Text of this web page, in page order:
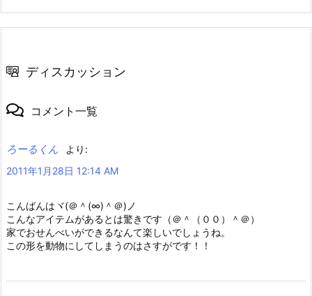
ディスカッション
コメント一覧
ろーるくん
より:
2011年1月28日 12:14 AM
こんばんはヾ(＠＾(∞)＾＠)ノ
こんなアイテムがあるとは驚きです（＠＾（００）＾＠）
家でおせんべいができるなんて楽しいでしょうね。
この形を動物にしてしまうのはさすがです！！